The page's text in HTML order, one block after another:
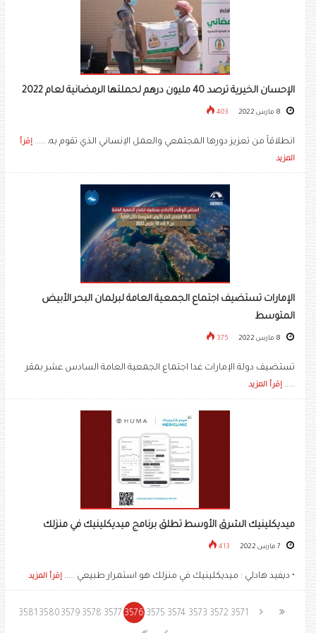
الإحسان الخيرية ترصد 40 مليون درهم لحملتها الرمضانية لعام 2022
403
انطلاقاً من تعزيز دورها المجتمعي والعمل الإنساني الذي تقوم به، ..... إقرأ
المزيد
الإمارات تستضيف اجتماع الجمعية العامة لبرلمان البحر الأبيض
المتوسط
375
تستضيف دولة الإمارات غدا اجتماع الجمعية العامة السادس عشر بمقر
..... إقرأ المزيد
ميديكلينيك الشرق الأوسط تطلق برنامج ميديكلينيك في منزلك
413
• ديفيد هادلي : ميديكلينيك في منزلك هو استمرار طبيعي ..... إقرأ المزيد
3571
3572
3573
3574
3575
3576
3577
3578
3579
3580
3581